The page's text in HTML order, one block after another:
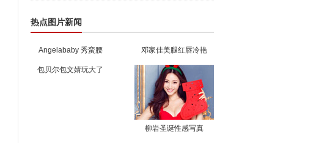
热点图片新闻
Angelababy 秀蛮腰 邓家佳美腿红唇冷艳
包贝尔包文婧玩大了
柳岩圣诞性感写真